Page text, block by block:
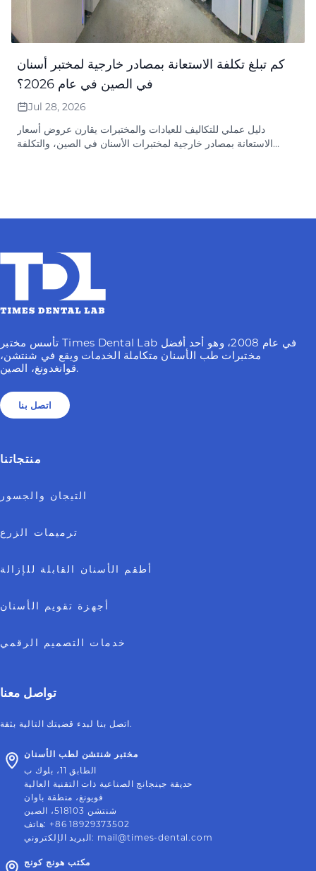
كم تبلغ تكلفة الاستعانة بمصادر خارجية لمختبر أسنان
في الصين في عام 2026؟
Jul 28, 2026
دليل عملي للتكاليف للعيادات والمختبرات يقارن عروض أسعار
الاستعانة بمصادر خارجية لمختبرات الأسنان في الصين، والتكلفة
تأسس مختبر Times Dental Lab في عام 2008، وهو أحد أفضل
مختبرات طب الأسنان متكاملة الخدمات ويقع في شنتشن،
قوانغدونغ، الصين.
اتصل بنا
منتجاتنا
التيجان والجسور
ترميمات الزرع
أطقم الأسنان القابلة للإزالة
أجهزة تقويم الأسنان
خدمات التصميم الرقمي
تواصل معنا
اتصل بنا لبدء قضيتك التالية بثقة.
مختبر شنتشن لطب الأسنان
الطابق 11، بلوك ب
حديقة جينجانج الصناعية ذات التقنية العالية
فويونغ، منطقة باوان
شنتشن 518103، الصين
هاتف: +86 18929373502
البريد الإلكتروني: mail@times-dental.com
مكتب هونج كونج